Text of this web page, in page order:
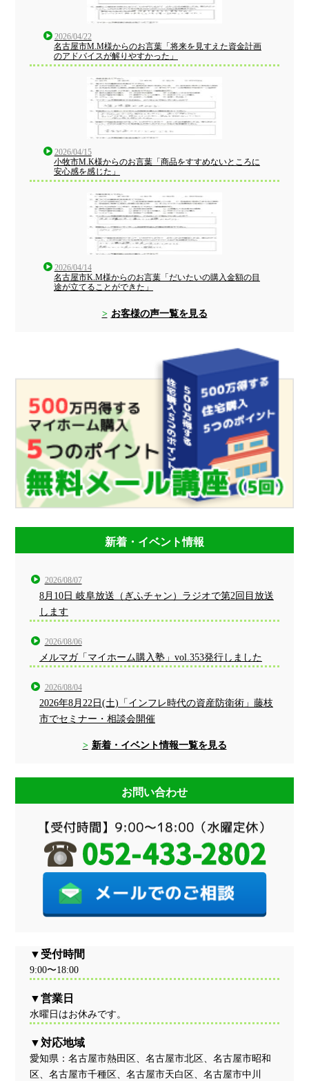
2026/04/22
名古屋市M.M様からのお言葉「将来を見すえた資金計画
のアドバイスが解りやすかった」
2026/04/15
小牧市M.K様からのお言葉「商品をすすめないところに
安心感を感じた」
2026/04/14
名古屋市K.M様からのお言葉「だいたいの購入金額の目
途が立てることができた」
お客様の声一覧を見る
新着・イベント情報
2026/08/07
8月10日 岐阜放送（ぎふチャン）ラジオで第2回目放送
します
2026/08/06
メルマガ「マイホーム購入塾」vol.353発行しました
2026/08/04
2026年8月22日(土)「インフレ時代の資産防衛術」藤枝
市でセミナー・相談会開催
新着・イベント情報一覧を見る
お問い合わせ
受付時間
9:00〜18:00
営業日
水曜日はお休みです。
対応地域
愛知県：名古屋市熱田区、名古屋市北区、名古屋市昭和
区、名古屋市千種区、名古屋市天白区、名古屋市中川